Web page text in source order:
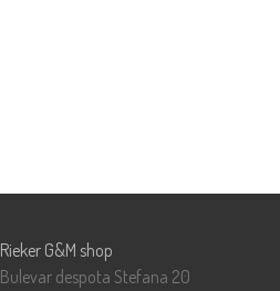
Rieker G&M shop
Bulevar despota Stefana 20